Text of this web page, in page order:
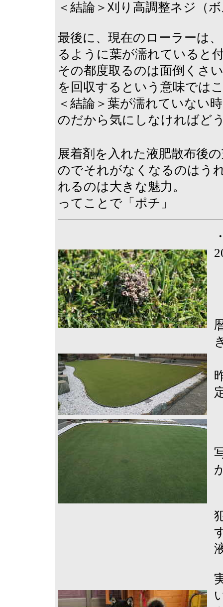
＜結論＞刈り高調整ネジ（
最後に、現在のローラーは
るように葉が濡れていると
その都度取るのは面倒くさ
を回収するという意味では
＜結論＞葉が濡れていない
のだから気にしなければど
展着剤を入れた液肥散布後
のでそれがなくなるのはう
れるのは大きな魅力。
ってことで「ポチ」